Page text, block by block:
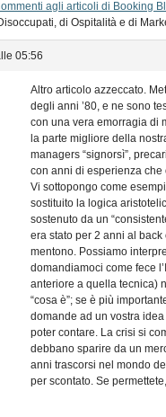
agli articoli di Booking
di Ospitalità e di
05:56
Altro articolo azzeccato.
degli anni ’80, e ne sono
con una vera emorragia di
la parte migliore della
managers “signorsì”,
con anni di esperienza
Vi sottopongo come
sostituito la logica
sostenuto da un
era stato per 2 anni al
mentono. Possiamo
domandiamoci come fece
anteriore a quella tecnica)
“cosa è”; se è più
domande ad un vostra
poter contare. La crisi si
debbano sparire da un
anni trascorsi nel mondo
per scontato. Se